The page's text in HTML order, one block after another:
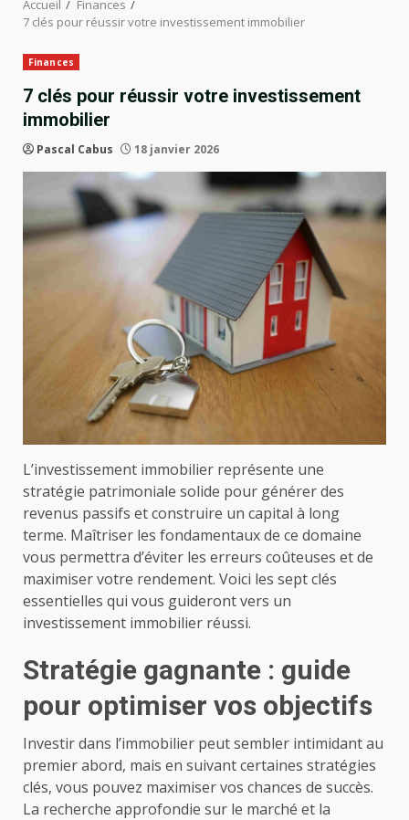
Accueil
Finances
7 clés pour réussir votre investissement immobilier
Finances
7 clés pour réussir votre investissement
immobilier
Pascal Cabus 18 janvier 2026
L’investissement immobilier représente une
stratégie patrimoniale solide pour générer des
revenus passifs et construire un capital à long
terme. Maîtriser les fondamentaux de ce domaine
vous permettra d’éviter les erreurs coûteuses et de
maximiser votre rendement. Voici les sept clés
essentielles qui vous guideront vers un
investissement immobilier réussi.
Stratégie gagnante : guide
pour optimiser vos objectifs
Investir dans l’immobilier peut sembler intimidant au
premier abord, mais en suivant certaines stratégies
clés, vous pouvez maximiser vos chances de succès.
La recherche approfondie sur le marché et la